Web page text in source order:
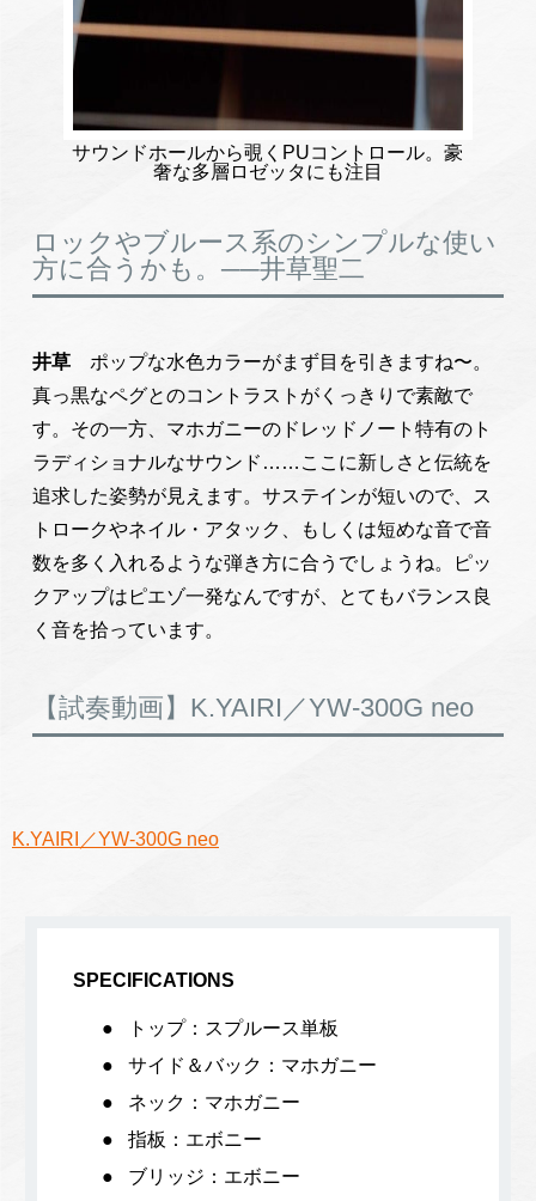
サウンドホールから覗くPUコントロール。豪
奢な多層ロゼッタにも注目
ロックやブルース系のシンプルな使い
方に合うかも。──井草聖二
井草 ポップな水色カラーがまず目を引きますね〜。
真っ黒なペグとのコントラストがくっきりで素敵で
す。その一方、マホガニーのドレッドノート特有のト
ラディショナルなサウンド……ここに新しさと伝統を
追求した姿勢が見えます。サステインが短いので、ス
トロークやネイル・アタック、もしくは短めな音で音
数を多く入れるような弾き方に合うでしょうね。ピッ
クアップはピエゾ一発なんですが、とてもバランス良
く音を拾っています。
【試奏動画】K.YAIRI／YW-300G neo
K.YAIRI／YW-300G neo
SPECIFICATIONS
トップ：スプルース単板
サイド＆バック：マホガニー
ネック：マホガニー
指板：エボニー
ブリッジ：エボニー